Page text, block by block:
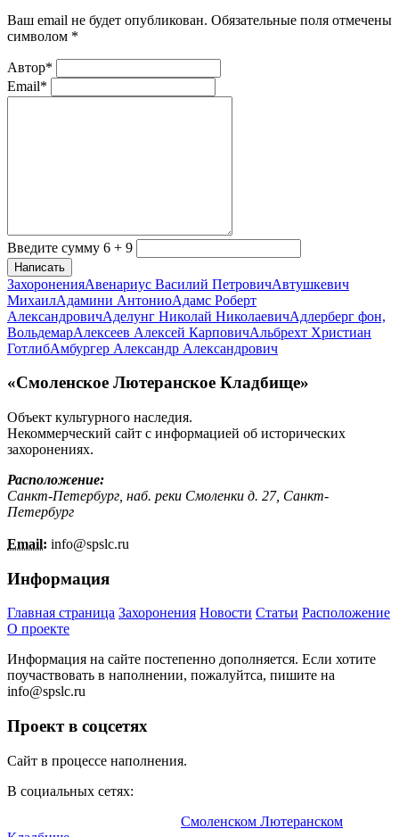
Ваш email не будет опубликован. Обязательные поля отмечены
символом *
Автор*
Email*
Введите сумму 6 + 9
Написать
ЗахороненияАвенариус Василий ПетровичАвтушкевич
МихаилАдамини АнтониоАдамс Роберт
АлександровичАделунг Николай НиколаевичАдлерберг фон,
ВольдемарАлексеев Алексей КарповичАльбрехт Христиан
ГотлибАмбургер Александр Александрович
«Смоленское Лютеранское Кладбище»
Объект культурного наследия.
Некоммерческий сайт с информацией об исторических
захоронениях.
Расположение:
Санкт-Петербург, наб. реки Смоленки д. 27, Санкт-
Петербург
Email: info@spslc.ru
Информация
Главная страница Захоронения Новости Статьи Расположение
О проекте
Информация на сайте постепенно дополняется. Если хотите
поучаствовать в наполнении, пожалуйтса, пишите на
info@spslc.ru
Проект в соцсетях
Сайт в процессе наполнения.
В социальных сетях:
Смоленском Лютеранском